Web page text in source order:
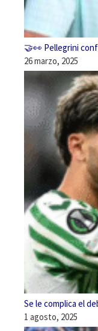
🤝👀 Pellegrini
26 marzo, 2025
Se le complica el
1 agosto, 2025